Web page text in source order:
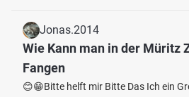
Jonas.2014
Wie Kann man in der Müritz
Fangen
😊😁Bitte helft mir Bitte Das Ich ein